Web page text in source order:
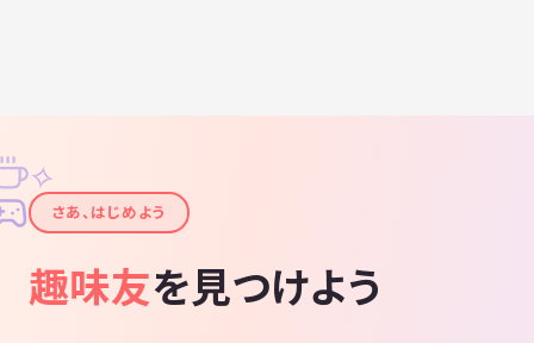
✦
✧
さあ、はじめよう
趣味友を見つけよう